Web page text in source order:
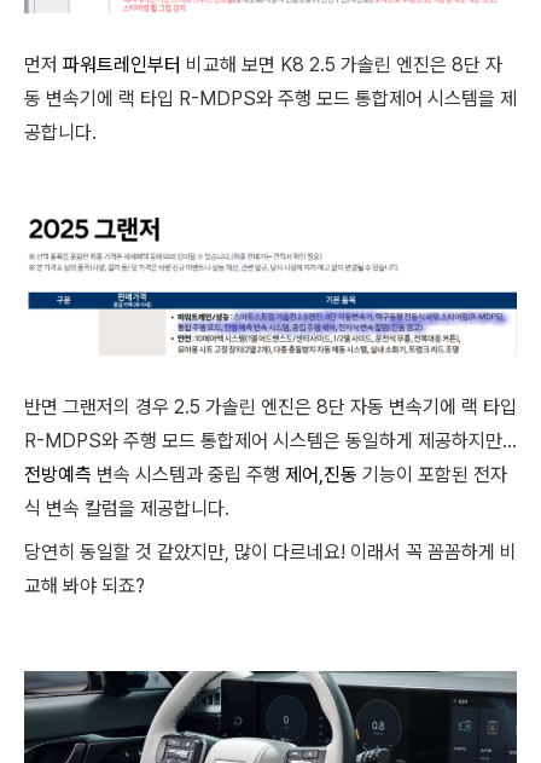
먼저 파워트레인부터 비교해 보면 K8 2.5 가솔린 엔진은 8단 자
동 변속기에 랙 타입 R-MDPS와 주행 모드 통합제어 시스템을 제
공합니다.
반면 그랜저의 경우 2.5 가솔린 엔진은 8단 자동 변속기에 랙 타입
R-MDPS와 주행 모드 통합제어 시스템은 동일하게 제공하지만...
전방예측 변속 시스템과 중립 주행 제어,진동 기능이 포함된 전자
식 변속 칼럼을 제공합니다.
당연히 동일할 것 같았지만, 많이 다르네요! 이래서 꼭 꼼꼼하게 비
교해 봐야 되죠?